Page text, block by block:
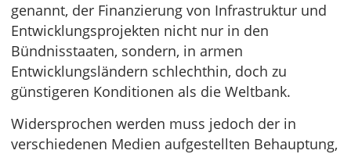
genannt, der Finanzierung von Infrastruktur und
Entwicklungsprojekten nicht nur in den
Bündnisstaaten, sondern, in armen
Entwicklungsländern schlechthin, doch zu
günstigeren Konditionen als die Weltbank.
Widersprochen werden muss jedoch der in
verschiedenen Medien aufgestellten Behauptung,